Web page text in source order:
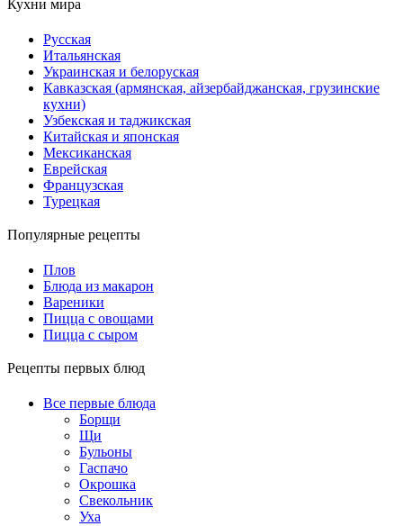
Кухни мира
Русская
Итальянская
Украинская и белоруская
Кавказская (армянская, айзербайджанская, грузинские
кухни)
Узбекская и таджикская
Китайская и японская
Мексиканская
Еврейская
Французская
Турецкая
Популярные рецепты
Плов
Блюда из макарон
Вареники
Пицца с овощами
Пицца с сыром
Рецепты первых блюд
Все первые блюда
Борщи
Щи
Бульоны
Гаспачо
Окрошка
Свекольник
Уха